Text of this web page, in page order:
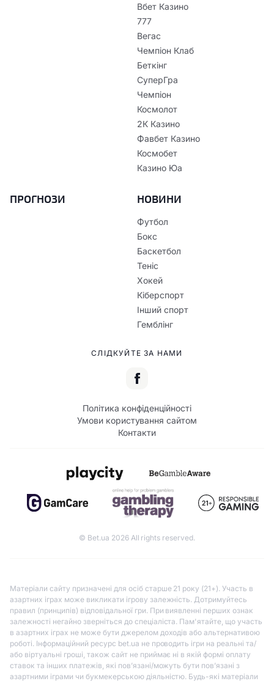
Вбет Казино
777
Вегас
Чемпіон Клаб
Беткінг
СуперГра
Чемпіон
Космолот
2К Казино
Фавбет Казино
Космобет
Казино Юа
ПРОГНОЗИ НОВИНИ
Футбол
Бокс
Баскетбол
Теніс
Хокей
Кіберспорт
Інший спорт
Гемблінг
СЛІДКУЙТЕ ЗА НАМИ
Політика конфіденційності
Умови користування сайтом
Контакти
© Bet.ua 2026 All rights reserved.
Матеріали сайту призначені для осіб старше 21 року (21+). Участь в
азартних іграх може викликати ігрову залежність. Дотримуйтесь
правил (принципів) відповідальної гри. При виявленні перших ознак
залежності негайно зверніться до спеціаліста. Пам'ятайте, що участь
в азартних іграх не може бути джерелом доходів або альтернативою
роботі. Інформаційний ресурс bet.ua не проводить ігри на реальні та/
або віртуальні гроші, також сайт не приймає ні в якій формі оплату
ставок та інших платежів, які пов’язані/можуть бути пов’язані з
азартними іграми чи букмекерською діяльністю. Будь-які матеріали